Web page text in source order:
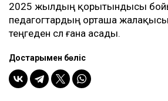
2025 жылдың қорытындысы
педагогтардың орташа
теңгеден сәл ғана асады.
Достарыңмен бөліс